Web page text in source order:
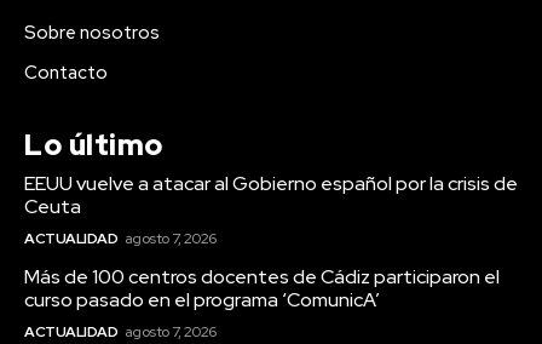
Actualidad
EEUU vuelve a atacar al
Gobierno español por la
crisis de Ceuta
Sobre nosotros
Contacto
Lo último
EEUU vuelve a atacar al Gobierno español por la crisis de
Ceuta
ACTUALIDAD agosto 7, 2026
Más de 100 centros docentes de Cádiz participaron el
curso pasado en el programa ‘ComunicA’
ACTUALIDAD agosto 7, 2026